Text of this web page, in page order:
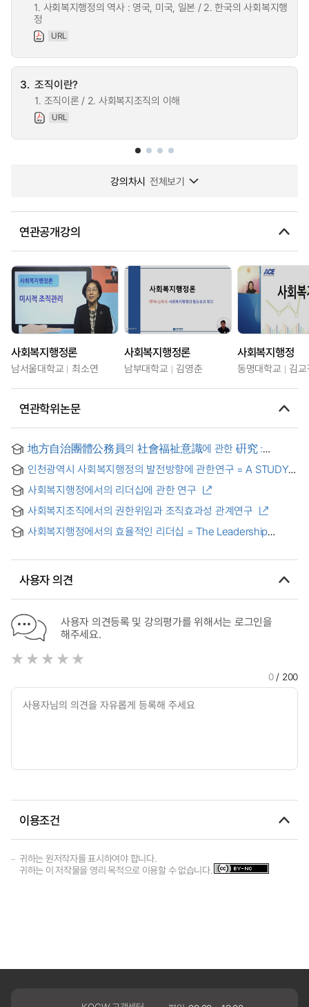
1. 사회복지행정의 역사 : 영국, 미국, 일본 / 2. 한국의 사회복지행
정
URL
3. 조직이란?
1. 조직이론 / 2. 사회복지조직의 이해
URL
강의차시 전체보기
연관공개강의
사회복지행정론
남서울대학교 최소연
사회복지행정론
남부대학교 김영춘
사회복지행정
동명대학교 김
연관학위논문
地方自治團體公務員의 社會福祉意識에 관한 硏究 :
仁川廣域市廳및 市敎育廳一般職公務員을 對象으로 = A
Study on the Local Government officials' Awareness of
Welfare Issues
인천광역시 사회복지행정의 발전방향에 관한연구 = A STUDY
ON DEVELOPMENT DIRECTION OF SOCIAL WELFARE
ADMINISTRATION IN INCHEON METROPOLITAN CITY
사회복지행정에서의 리더십에 관한 연구
사회복지조직에서의 권한위임과 조직효과성 관계연구
사회복지행정에서의 효율적인 리더십 = The Leadership
사용자 의견
사용자 의견등록 및 강의평가를 위해서는 로그인을
해주세요.
0/ 200
이용조건
귀하는 원저작자를 표시하여야 합니다.
귀하는 이 저작물을 영리 목적으로 이용할 수 없습니다.